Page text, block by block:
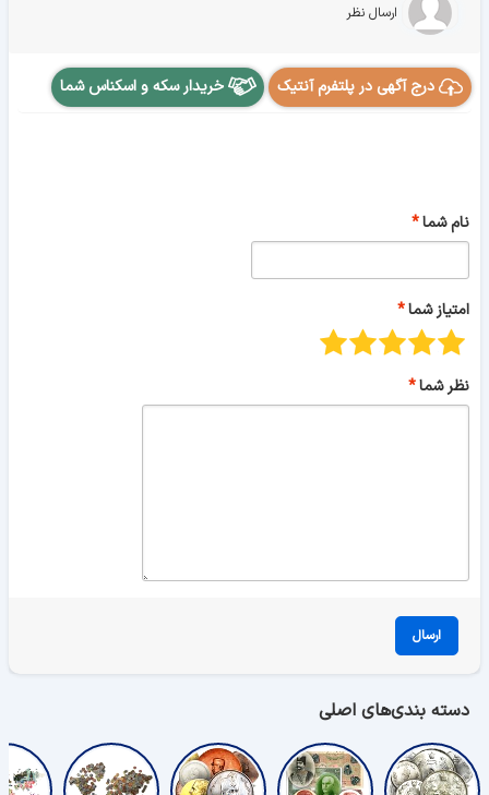
ارسال نظر
درج آگهی در پلتفرم آنتیک خریدار سکه و اسکناس شما
نام شما
امتیاز شما
نظر شما
ارسال
دسته بندی‌های اصلی